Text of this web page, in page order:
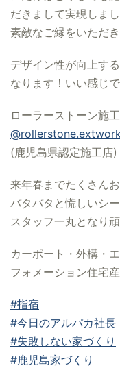
だきまして実現しま
素敵なご縁をいただ
デザイン性が向上す
なります！いい感じ
ローラーストーン施工
(鹿児島県認定施工店)
来年春までたくさん
バタバタと慌しいシ
スタッフ一丸となり頑
カーポート・外構・
フォメーション住宅
#指宿
#今日のアルパカ社長
#失敗しない家づくり
#鹿児島家づくり